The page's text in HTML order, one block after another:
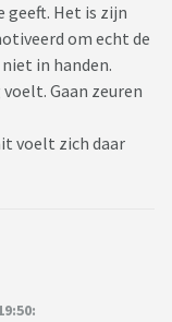
geeft. Het is zijn
om echt de
in handen.
Gaan zeuren
voelt zich daar